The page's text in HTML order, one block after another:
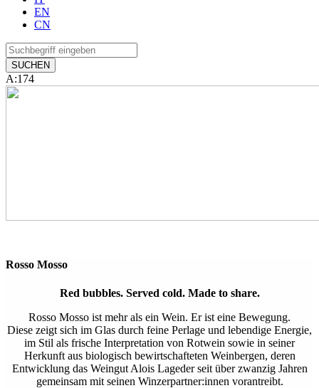
EN
CN
A:174
Rosso Mosso
Red bubbles. Served cold. Made to share.
Rosso Mosso ist mehr als ein Wein. Er ist eine Bewegung.
Diese zeigt sich im Glas durch feine Perlage und lebendige Energie,
im Stil als frische Interpretation von Rotwein sowie in seiner
Herkunft aus biologisch bewirtschafteten Weinbergen, deren
Entwicklung das Weingut Alois Lageder seit über zwanzig Jahren
gemeinsam mit seinen Winzerpartner:innen vorantreibt.